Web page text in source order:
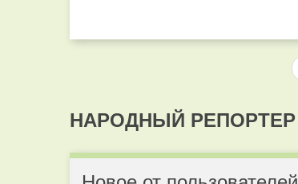
НАРОДНЫЙ РЕПОРТЕР